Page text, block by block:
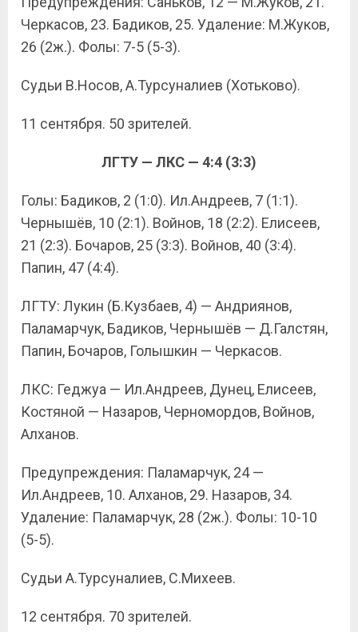
Черкасов, 23. Бадиков, 25. Удаление: М.Жуков,
26 (2ж.). Фолы: 7-5 (5-3).
Судьи В.Носов, А.Турсуналиев (Хотьково).
11 сентября. 50 зрителей.
ЛГТУ — ЛКС — 4:4 (3:3)
Голы: Бадиков, 2 (1:0). Ил.Андреев, 7 (1:1).
Чернышёв, 10 (2:1). Войнов, 18 (2:2). Елисеев,
21 (2:3). Бочаров, 25 (3:3). Войнов, 40 (3:4).
Папин, 47 (4:4).
ЛГТУ: Лукин (Б.Кузбаев, 4) — Андриянов,
Паламарчук, Бадиков, Чернышёв — Д.Галстян,
Папин, Бочаров, Голышкин — Черкасов.
ЛКС: Геджуа — Ил.Андреев, Дунец, Елисеев,
Костяной — Назаров, Черномордов, Войнов,
Алханов.
Предупреждения: Паламарчук, 24 —
Ил.Андреев, 10. Алханов, 29. Назаров, 34.
Удаление: Паламарчук, 28 (2ж.). Фолы: 10-10
(5-5).
Судьи А.Турсуналиев, С.Михеев.
12 сентября. 70 зрителей.